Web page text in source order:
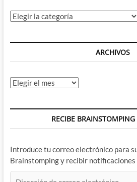
Categorías
ARCHIVOS
Archivos
RECIBE
Introduce tu correo electrónico para
Brainstomping y recibir notificaciones